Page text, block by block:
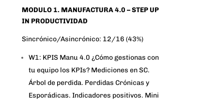
MODULO 1. MANUFACTURA 4.0 – STEP UP
IN PRODUCTIVIDAD
Sincrónico/Asincrónico: 12/16 (43%)
W1: KPIS Manu 4.0 ¿Cómo gestionas con
tu equipo los KPIs? Mediciones en SC.
Árbol de perdida. Perdidas Crónicas y
Esporádicas. Indicadores positivos. Mini